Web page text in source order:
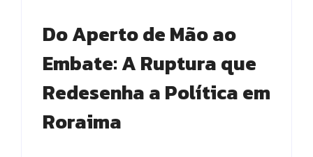
Do Aperto de Mão ao
Embate: A Ruptura que
Redesenha a Política em
Roraima